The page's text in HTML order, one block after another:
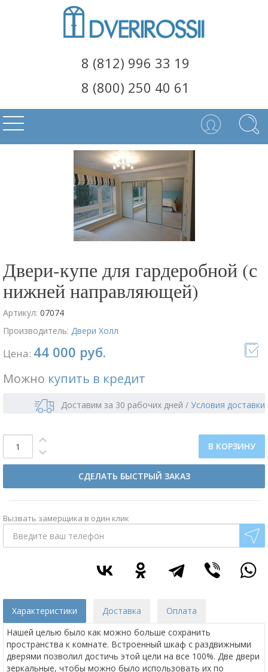
8 (812) 996 33 19
8 (800) 250 40 61
Двери-купе для гардеробной (с
нижней направляющей)
Артикул: 07074
Производитель: Двери Холл
Цена: 44 000 руб.
Можно купить в кредит
Доставим за 30 рабочих дней / Условия доставки
В КОРЗИНУ
СДЕЛАТЬ БЫСТРЫЙ ЗАКАЗ
Вызвать замерщика в один клик
Характеристики Доставка
Оплата
Нашей целью было как можно больше сохранить
пространства к комнате. Встроенный шкаф с раздвижными
дверями позволил достичь этой цели на все 100%. Две двери
зеркальные, чтобы можно было использовать их по